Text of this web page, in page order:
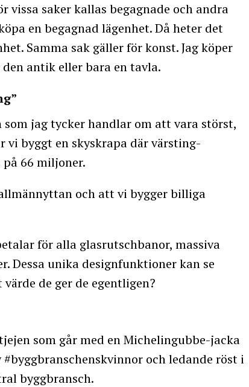
vissa saker kallas begagnade och andra
en begagnad lägenhet. Då heter det
Samma sak gäller för konst. Jag köper
antik eller bara en tavla.
jag tycker handlar om att vara störst,
vi byggt en skyskrapa där värsting-
66 miljoner.
och att vi bygger billiga
för alla glasrutschbanor, massiva
Dessa unika designfunktioner kan se
de ger de egentligen?
som går med en Michelingubbe-jacka
och ledande röst i
byggbransch.